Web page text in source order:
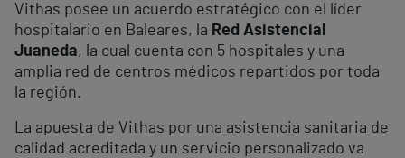
Vithas posee un acuerdo estratégico con el líder
hospitalario en Baleares, la Red Asistencial
Juaneda, la cual cuenta con 5 hospitales y una
amplia red de centros médicos repartidos por toda
la región.
La apuesta de Vithas por una asistencia sanitaria de
calidad acreditada y un servicio personalizado va